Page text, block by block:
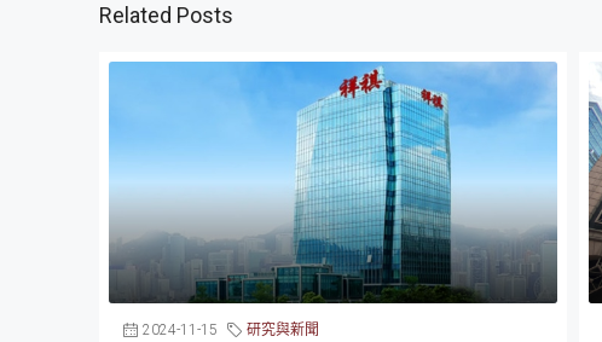
Related Posts
2024-11-15 研究與新聞